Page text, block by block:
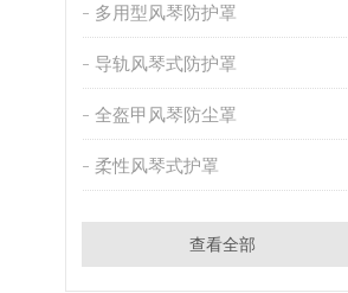
多用型风琴防护罩
导轨风琴式防护罩
全盔甲风琴防尘罩
柔性风琴式护罩
查看全部